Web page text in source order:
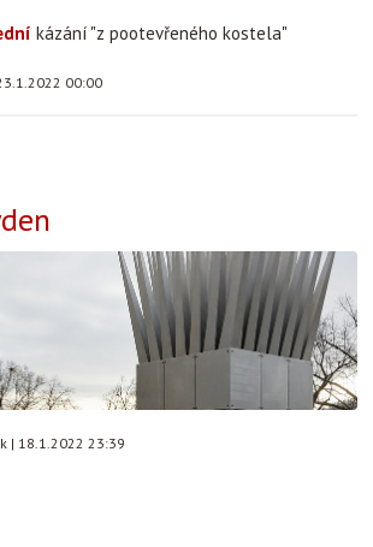
kázání "z pootevřeného kostela"
00:00
| 18.1.2022 23:39